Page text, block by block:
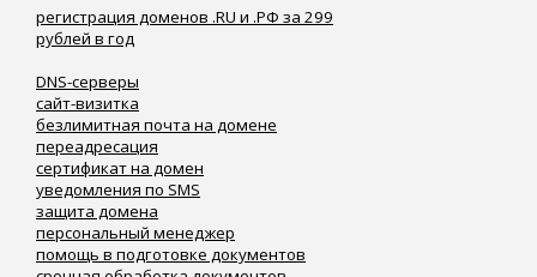
регистрация доменов .RU и .РФ за 299
рублей в год
DNS-серверы
сайт-визитка
безлимитная почта на домене
переадресация
сертификат на домен
уведомления по SMS
защита домена
персональный менеджер
помощь в подготовке документов